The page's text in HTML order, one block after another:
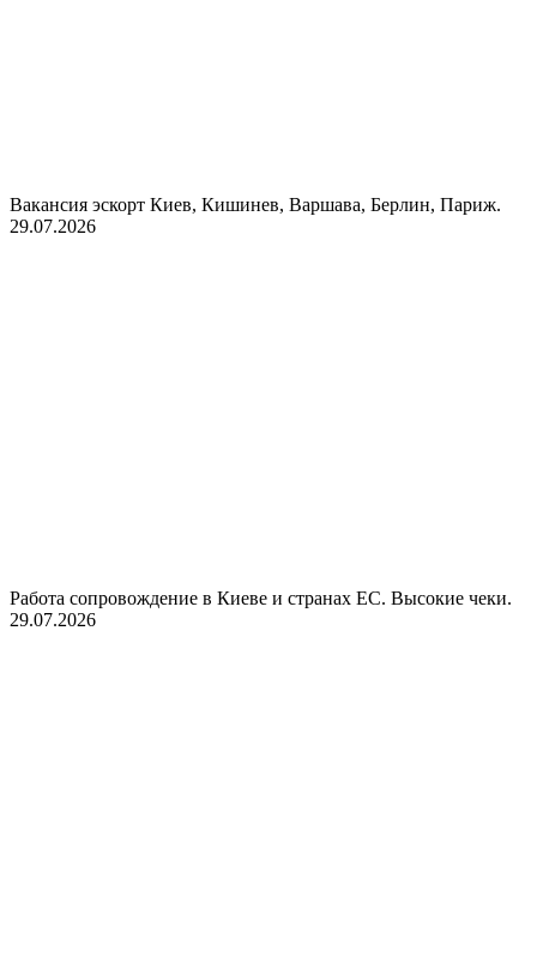
Вакансия эскорт Киев, Кишинев, Варшава, Берлин, Париж.
29.07.2026
Работа сопровождение в Киеве и странах ЕС. Высокие чеки.
29.07.2026